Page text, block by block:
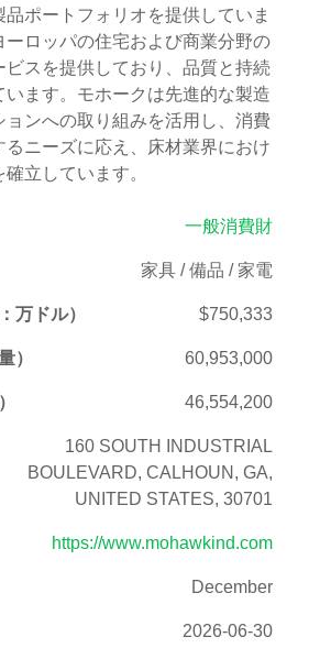
ポートフォリオを提供していま
ーロッパの住宅および商業分野の
ビスを提供しており、品質と持続
います。モホークは先進的な製造
ョンへの取り組みを活用し、消費
るニーズに応え、床材業界におけ
立しています。
一般消費財
家具 / 備品 / 家電
万ドル） $750,333
） 60,953,000
46,554,200
160 SOUTH INDUSTRIAL
BOULEVARD, CALHOUN, GA,
UNITED STATES, 30701
https://www.mohawkind.com
December
2026-06-30